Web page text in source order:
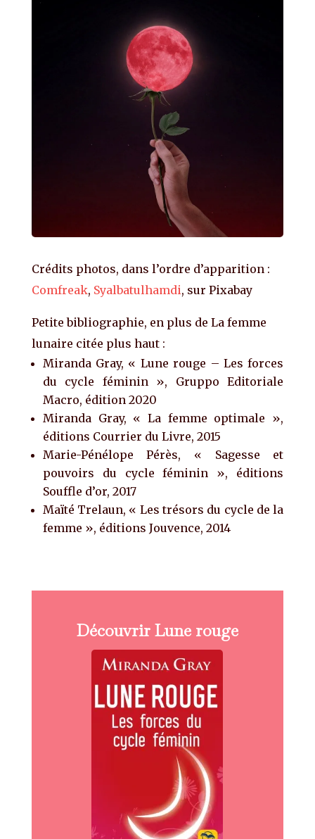
Crédits photos, dans l’ordre d’apparition :
Comfreak, Syalbatulhamdi, sur Pixabay
Petite bibliographie, en plus de La femme
lunaire citée plus haut :
Miranda Gray, « Lune rouge – Les forces
du cycle féminin », Gruppo Editoriale
Macro, édition 2020
Miranda Gray, « La femme optimale »,
éditions Courrier du Livre, 2015
Marie-Pénélope Pérès, « Sagesse et
pouvoirs du cycle féminin », éditions
Souffle d’or, 2017
Maïté Trelaun, « Les trésors du cycle de la
femme », éditions Jouvence, 2014
Découvrir Lune rouge